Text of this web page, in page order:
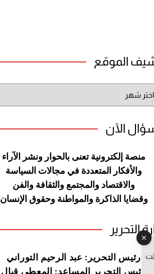
الموقع
الآن
منصة إلكترونية تعنى بالحوار ونشر
الآراء
والأفكار المتعددة في مجالات السياسة
والاقتصاد والمجتمع والثقافة والفن
وقضايا الذاكرة والمواطنة وحقوق الإنسان
التحرير
رئيس التحرير: عبد الرحيم التوراني
رئيس التحرير المساعد: المعطي قبال